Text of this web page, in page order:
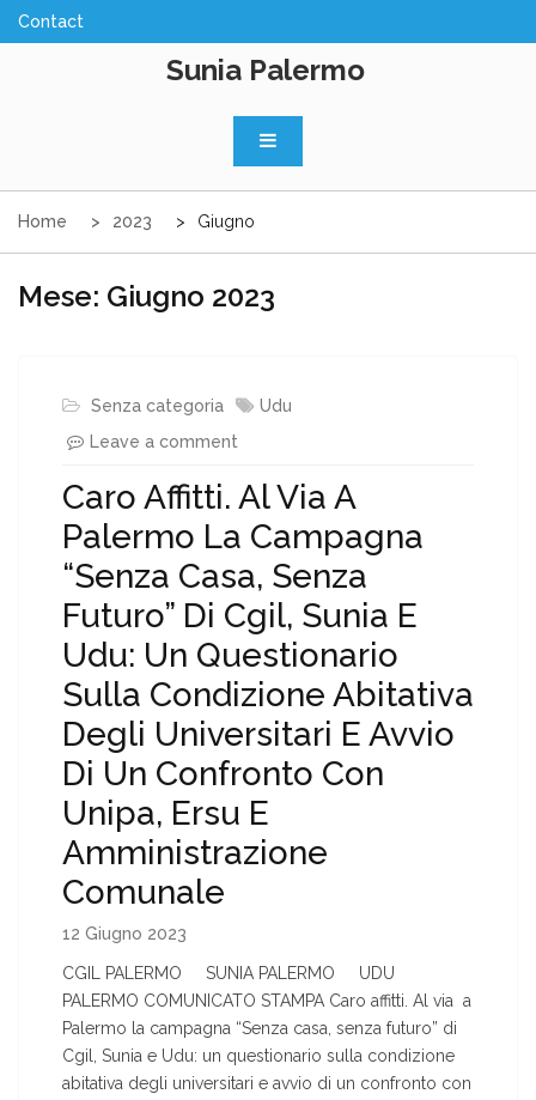
Skip
to
Sunia Palermo
Home 2023 Giugno
Mese: Giugno 2023
Senza categoria
Udu
Leave a comment
Caro Affitti. Al Via A
Palermo La Campagna
“Senza Casa, Senza
Futuro” Di Cgil, Sunia E
Udu: Un Questionario
Sulla Condizione Abitativa
Degli Universitari E Avvio
Di Un Confronto Con
Unipa, Ersu E
Amministrazione
Comunale
12 Giugno 2023
CGIL PALERMO SUNIA PALERMO UDU
PALERMO COMUNICATO STAMPA Caro affitti. Al via a
Palermo la campagna “Senza casa, senza futuro” di
Cgil, Sunia e Udu: un questionario sulla condizione
abitativa degli universitari e avvio di un confronto con